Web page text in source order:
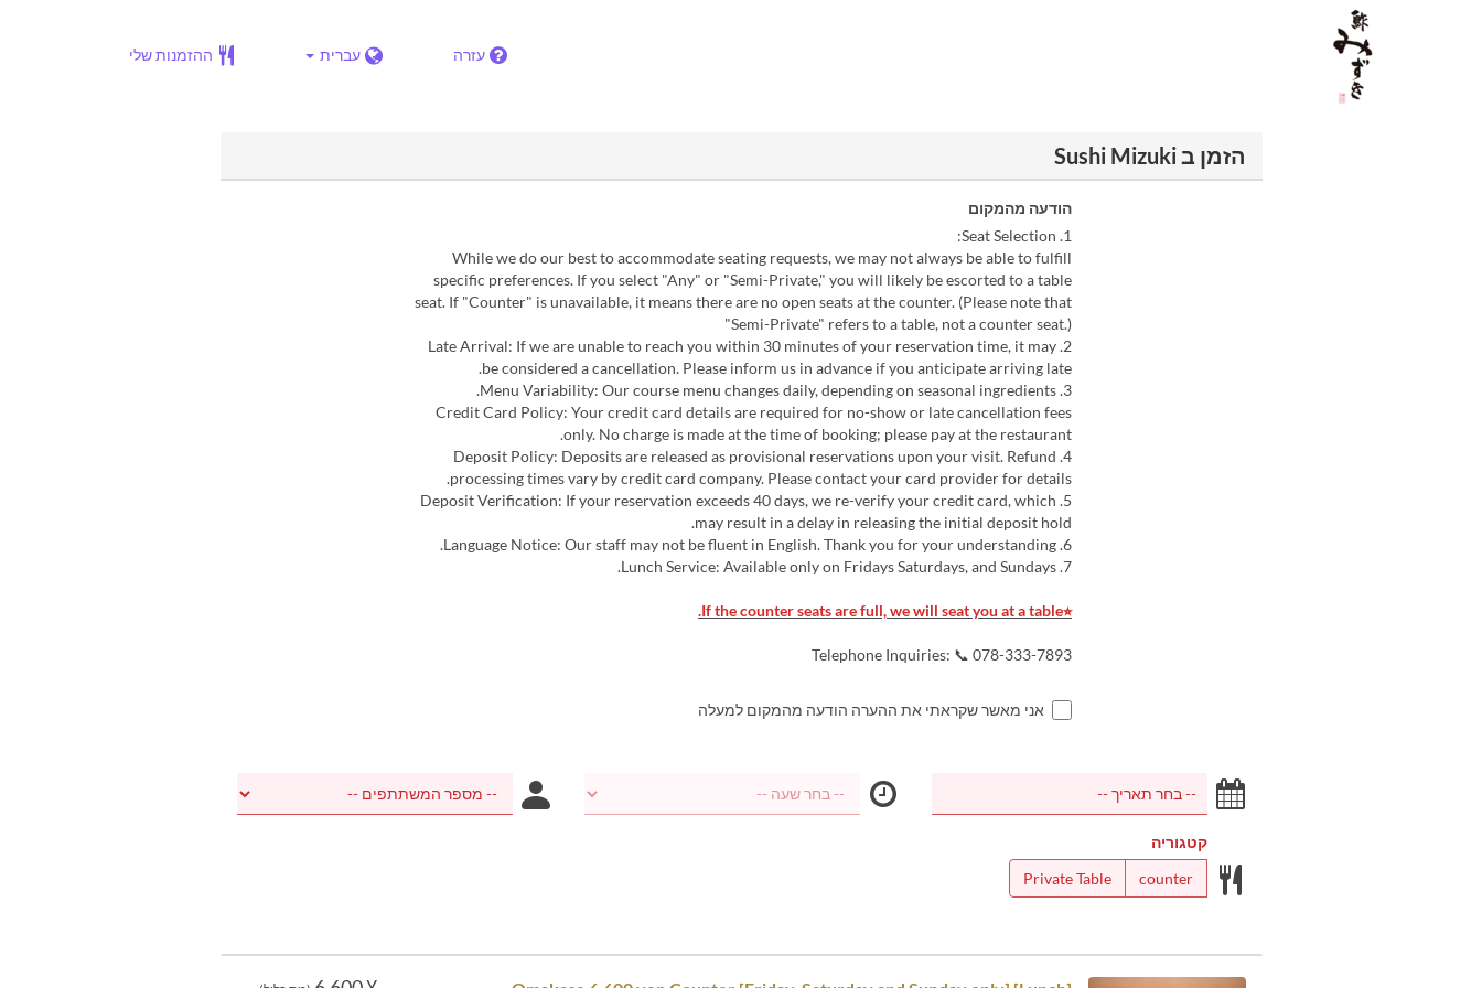
עזרה עברית ההזמנות שלי
הזמן ב Sushi Mizuki
הודעה מהמקום
1. Seat Selection:
While we do our best to accommodate seating requests, we may not always be able to fulfill
specific preferences. If you select "Any" or "Semi-Private," you will likely be escorted to a table
seat. If "Counter" is unavailable, it means there are no open seats at the counter. (Please note that
"Semi-Private" refers to a table, not a counter seat.)
2. Late Arrival: If we are unable to reach you within 30 minutes of your reservation time, it may
be considered a cancellation. Please inform us in advance if you anticipate arriving late.
3. Menu Variability: Our course menu changes daily, depending on seasonal ingredients.
Credit Card Policy: Your credit card details are required for no-show or late cancellation fees
only. No charge is made at the time of booking; please pay at the restaurant.
4. Deposit Policy: Deposits are released as provisional reservations upon your visit. Refund
processing times vary by credit card company. Please contact your card provider for details.
5. Deposit Verification: If your reservation exceeds 40 days, we re-verify your credit card, which
may result in a delay in releasing the initial deposit hold.
6. Language Notice: Our staff may not be fluent in English. Thank you for your understanding.
7. Lunch Service: Available only on Fridays Saturdays, and Sundays.
⭐︎If the counter seats are full, we will seat you at a table.
Telephone Inquiries: 📞 078-333-7893
אני מאשר שקראתי את ההערה הודעה מהמקום למעלה
קטגוריה
counter
Private Table